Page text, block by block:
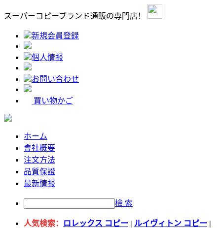
スーパーコピーブランド通販の専門店！
新規会員登録
個人情报
お問い合わせ
買い物かご
ホーム
會社概要
注文方法
品質保證
最新情报
檢 索
人気検索： ロレックス コピー | ルイヴィトン コピー |